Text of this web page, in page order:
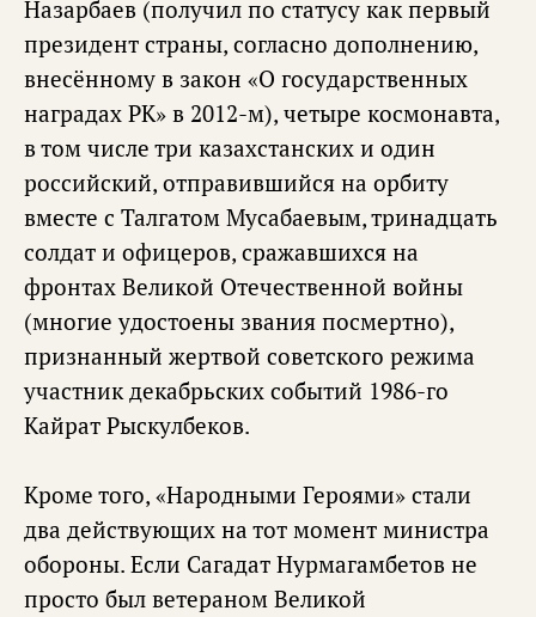
Назарбаев (получил по статусу как первый
президент страны, согласно дополнению,
внесённому в закон «О государственных
наградах РК» в 2012-м), четыре космонавта,
в том числе три казахстанских и один
российский, отправившийся на орбиту
вместе с Талгатом Мусабаевым, тринадцать
солдат и офицеров, сражавшихся на
фронтах Великой Отечественной войны
(многие удостоены звания посмертно),
признанный жертвой советского режима
участник декабрьских событий 1986-го
Кайрат Рыскулбеков.
Кроме того, «Народными Героями» стали
два действующих на тот момент министра
обороны. Если Сагадат Нурмагамбетов не
просто был ветераном Великой